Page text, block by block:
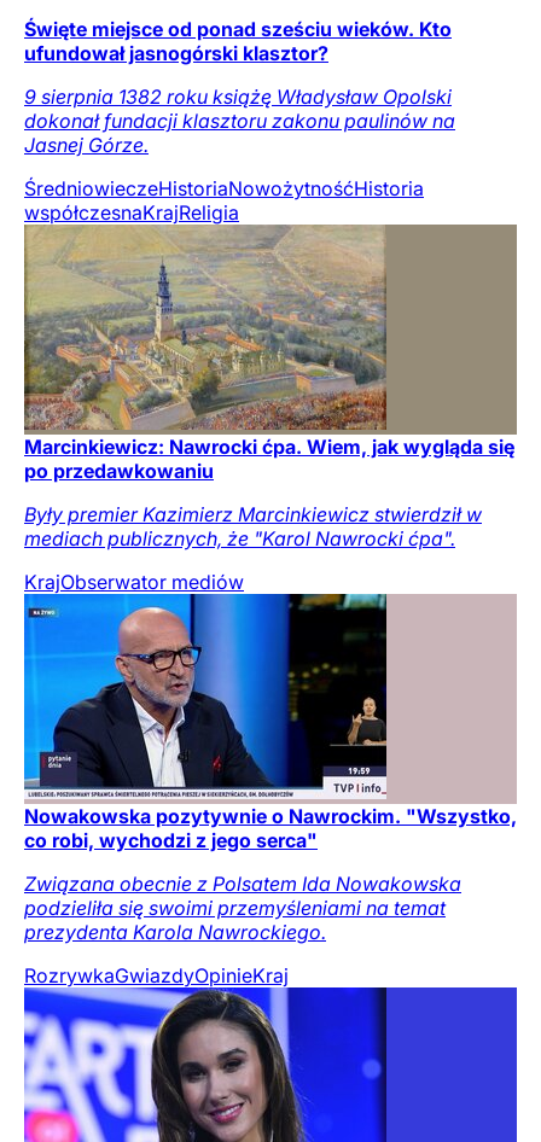
Święte miejsce od ponad sześciu wieków. Kto
ufundował jasnogórski klasztor?
9 sierpnia 1382 roku książę Władysław Opolski
dokonał fundacji klasztoru zakonu paulinów na
Jasnej Górze.
ŚredniowieczeHistoriaNowożytnośćHistoria
współczesnaKrajReligia
Marcinkiewicz: Nawrocki ćpa. Wiem, jak wygląda się
po przedawkowaniu
Były premier Kazimierz Marcinkiewicz stwierdził w
mediach publicznych, że "Karol Nawrocki ćpa".
KrajObserwator mediów
Nowakowska pozytywnie o Nawrockim. "Wszystko,
co robi, wychodzi z jego serca"
Związana obecnie z Polsatem Ida Nowakowska
podzieliła się swoimi przemyśleniami na temat
prezydenta Karola Nawrockiego.
RozrywkaGwiazdyOpinieKraj